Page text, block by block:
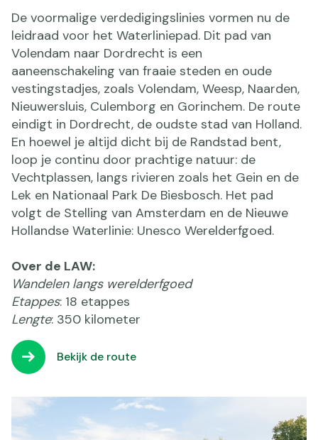
De voormalige verdedigingslinies vormen nu de
leidraad voor het Waterliniepad. Dit pad van
Volendam naar Dordrecht is een
aaneenschakeling van fraaie steden en oude
vestingstadjes, zoals Volendam, Weesp, Naarden,
Nieuwersluis, Culemborg en Gorinchem. De route
eindigt in Dordrecht, de oudste stad van Holland.
En hoewel je altijd dicht bij de Randstad bent,
loop je continu door prachtige natuur: de
Vechtplassen, langs rivieren zoals het Gein en de
Lek en Nationaal Park De Biesbosch. Het pad
volgt de Stelling van Amsterdam en de Nieuwe
Hollandse Waterlinie: Unesco Werelderfgoed.
Over de LAW:
Wandelen langs werelderfgoed
Etappes: 18 etappes
Lengte: 350 kilometer
Bekijk de route